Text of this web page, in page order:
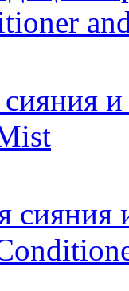
сияния